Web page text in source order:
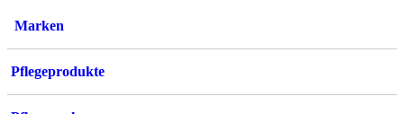
werden
Marken
Pflegeprodukte